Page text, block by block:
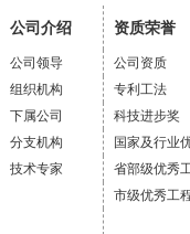
公司介绍 资质荣誉
公司领导 公司资质
组织机构
专利工法
下属公司
科技进步奖
分支机构
国家及行业
技术专家
省部级优秀
市级优秀工